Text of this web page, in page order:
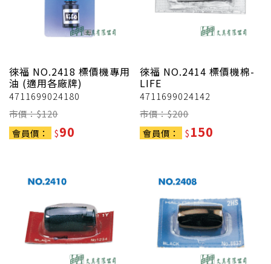
徠福 NO.2418 標價機專用
油 (適用各廠牌)
4711699024180
市價：$120
會員價：
$90
徠福 NO.2414 標價機棉-
LIFE
4711699024142
市價：$200
會員價：
$150